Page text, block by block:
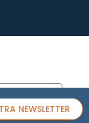
NEWSLETTER